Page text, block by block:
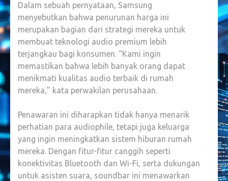
Dalam sebuah pernyataan, Samsung
menyebutkan bahwa penurunan harga ini
merupakan bagian dari strategi mereka untuk
membuat teknologi audio premium lebih
terjangkau bagi konsumen. “Kami ingin
memastikan bahwa lebih banyak orang dapat
menikmati kualitas audio terbaik di rumah
mereka,” kata perwakilan perusahaan.
Penawaran ini diharapkan tidak hanya menarik
perhatian para audiophile, tetapi juga keluarga
yang ingin meningkatkan sistem hiburan rumah
mereka. Dengan fitur-fitur canggih seperti
konektivitas Bluetooth dan Wi-Fi, serta dukungan
untuk asisten suara, soundbar ini menawarkan